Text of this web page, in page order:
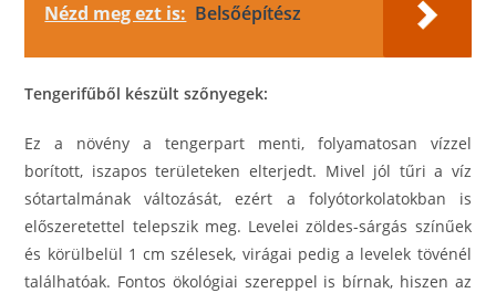
Nézd meg ezt is: Belsőépítész
Tengerifűből készült szőnyegek:
Ez a növény a tengerpart menti, folyamatosan vízzel
borított, iszapos területeken elterjedt. Mivel jól tűri a víz
sótartalmának változását, ezért a folyótorkolatokban is
előszeretettel telepszik meg. Levelei zöldes-sárgás színűek
és körülbelül 1 cm szélesek, virágai pedig a levelek tövénél
találhatóak. Fontos ökológiai szereppel is bírnak, hiszen az